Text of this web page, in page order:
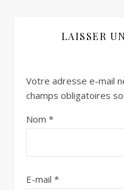
LAISSER
Votre adresse e-mail
champs obligatoires
Nom *
E-mail *